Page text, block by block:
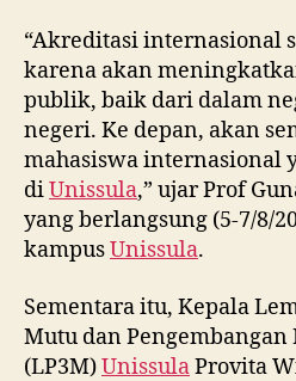
“Akreditasi internasional
karena akan
publik, baik dari dalam
negeri. Ke depan, akan
mahasiswa internasional
diUnissula,” ujar Prof
yang berlangsung (5-7/8/
kampusUnissula.
Sementara itu, Kepala
Mutu dan
(LP3M)UnissulaProvita